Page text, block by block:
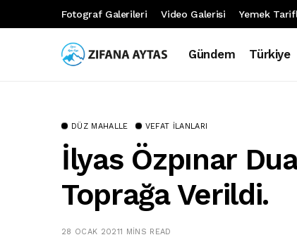
Fotograf Galerileri Video Galerisi Yemek
Gündem Türkiye
DÜZ MAHALLE VEFAT İLANLARI
İlyas Özpınar
Toprağa Verildi.
28 OCAK 20211 MINS READ